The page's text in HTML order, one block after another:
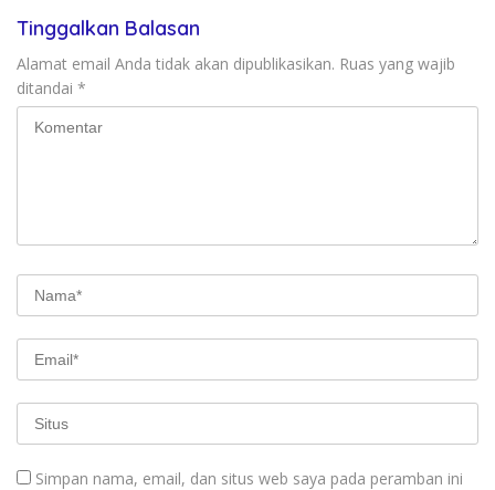
Tinggalkan Balasan
Alamat email Anda tidak akan dipublikasikan. Ruas yang wajib
ditandai *
Simpan nama, email, dan situs web saya pada peramban ini